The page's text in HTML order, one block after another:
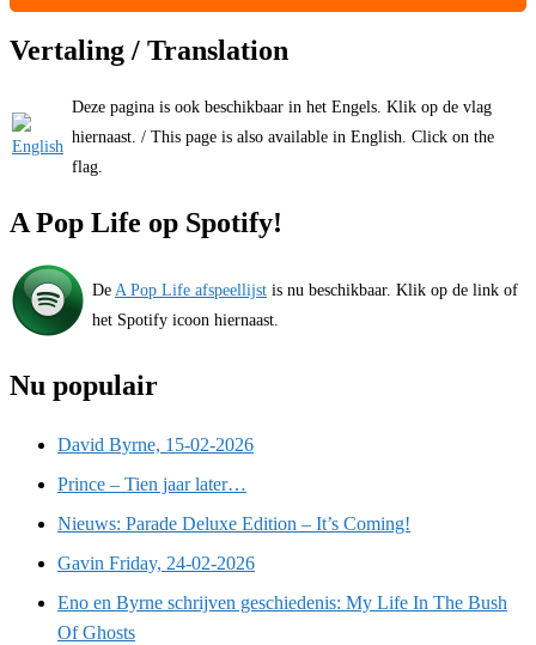
Vertaling / Translation
Deze pagina is ook beschikbaar in het Engels. Klik op de vlag
hiernaast. / This page is also available in English. Click on the
flag.
A Pop Life op Spotify!
De A Pop Life afspeellijst is nu beschikbaar. Klik op de link of
het Spotify icoon hiernaast.
Nu populair
David Byrne, 15-02-2026
Prince – Tien jaar later…
Nieuws: Parade Deluxe Edition – It’s Coming!
Gavin Friday, 24-02-2026
Eno en Byrne schrijven geschiedenis: My Life In The Bush
Of Ghosts